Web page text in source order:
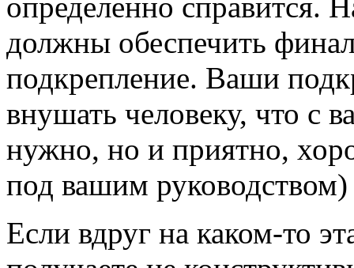
должны обеспечить
подкрепление. Ваши
внушать человеку, что с
нужно, но и приятно,
под вашим
Если вдруг на каком-то